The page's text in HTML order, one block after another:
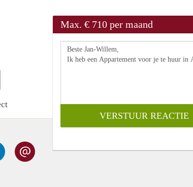
Max. € 710 per maand